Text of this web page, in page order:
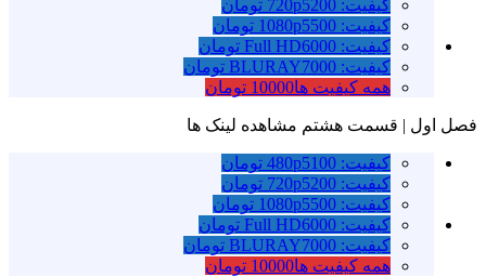
کیفیت: 720p 5200 تومان
کیفیت: 1080p 5500 تومان
کیفیت: Full HD 6000 تومان
کیفیت: BLURAY 7000 تومان
همه کیفیت ها10000 تومان
فصل اول | قسمت هشتم مشاهده لینک ها
کیفیت: 480p 5100 تومان
کیفیت: 720p 5200 تومان
کیفیت: 1080p 5500 تومان
کیفیت: Full HD 6000 تومان
کیفیت: BLURAY 7000 تومان
همه کیفیت ها10000 تومان